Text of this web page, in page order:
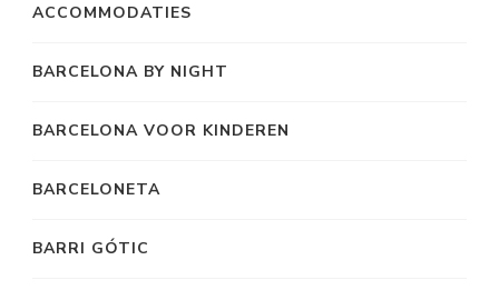
ACCOMMODATIES
BARCELONA BY NIGHT
BARCELONA VOOR KINDEREN
BARCELONETA
BARRI GÓTIC